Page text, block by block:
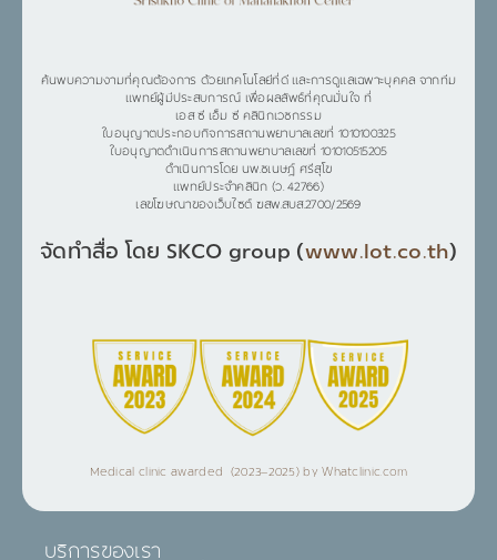
บริการของเรา
ค้นพบความงามที่คุณต้องการ ด้วยเทคโนโลยีที่ดี และการดูแลเฉพาะบุคคล จากทีม
แพทย์ผู้มีประสบการณ์ เพื่อผลลัพธ์ที่คุณมั่นใจ ที่
เอส ซี เอ็ม ซี คลินิกเวชกรรม
ใบอนุญาตประกอบกิจการสถานพยาบาลเลขที่ 1010100325
ใบอนุญาตดำเนินการสถานพยาบาลเลขที่ 101010515205
ดำเนินการโดย นพ.ชเนษฎ์ ศรีสุโข
แพทย์ประจำคลินิก (ว. 42766)
เลขโฆษณาของเว็บไซต์ ฆสพ.สบส.2700/2569
จัดทำสื่อ โดย SKCO group (www.lot.co.th)
Medical clinic awarded (2023–2025) by Whatclinic.com